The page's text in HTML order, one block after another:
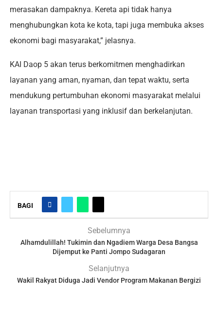
merasakan dampaknya. Kereta api tidak hanya
menghubungkan kota ke kota, tapi juga membuka akses
ekonomi bagi masyarakat,” jelasnya.
KAI Daop 5 akan terus berkomitmen menghadirkan
layanan yang aman, nyaman, dan tepat waktu, serta
mendukung pertumbuhan ekonomi masyarakat melalui
layanan transportasi yang inklusif dan berkelanjutan.
BAGI
Sebelumnya
Alhamdulillah! Tukimin dan Ngadiem Warga Desa Bangsa
Dijemput ke Panti Jompo Sudagaran
Selanjutnya
Wakil Rakyat Diduga Jadi Vendor Program Makanan Bergizi